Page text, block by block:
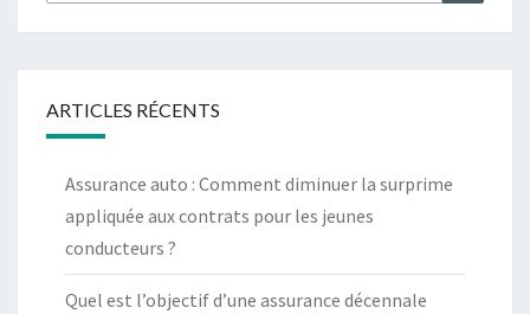
ARTICLES RÉCENTS
Assurance auto : Comment diminuer la surprime
appliquée aux contrats pour les jeunes
conducteurs ?
Quel est l’objectif d’une assurance décennale